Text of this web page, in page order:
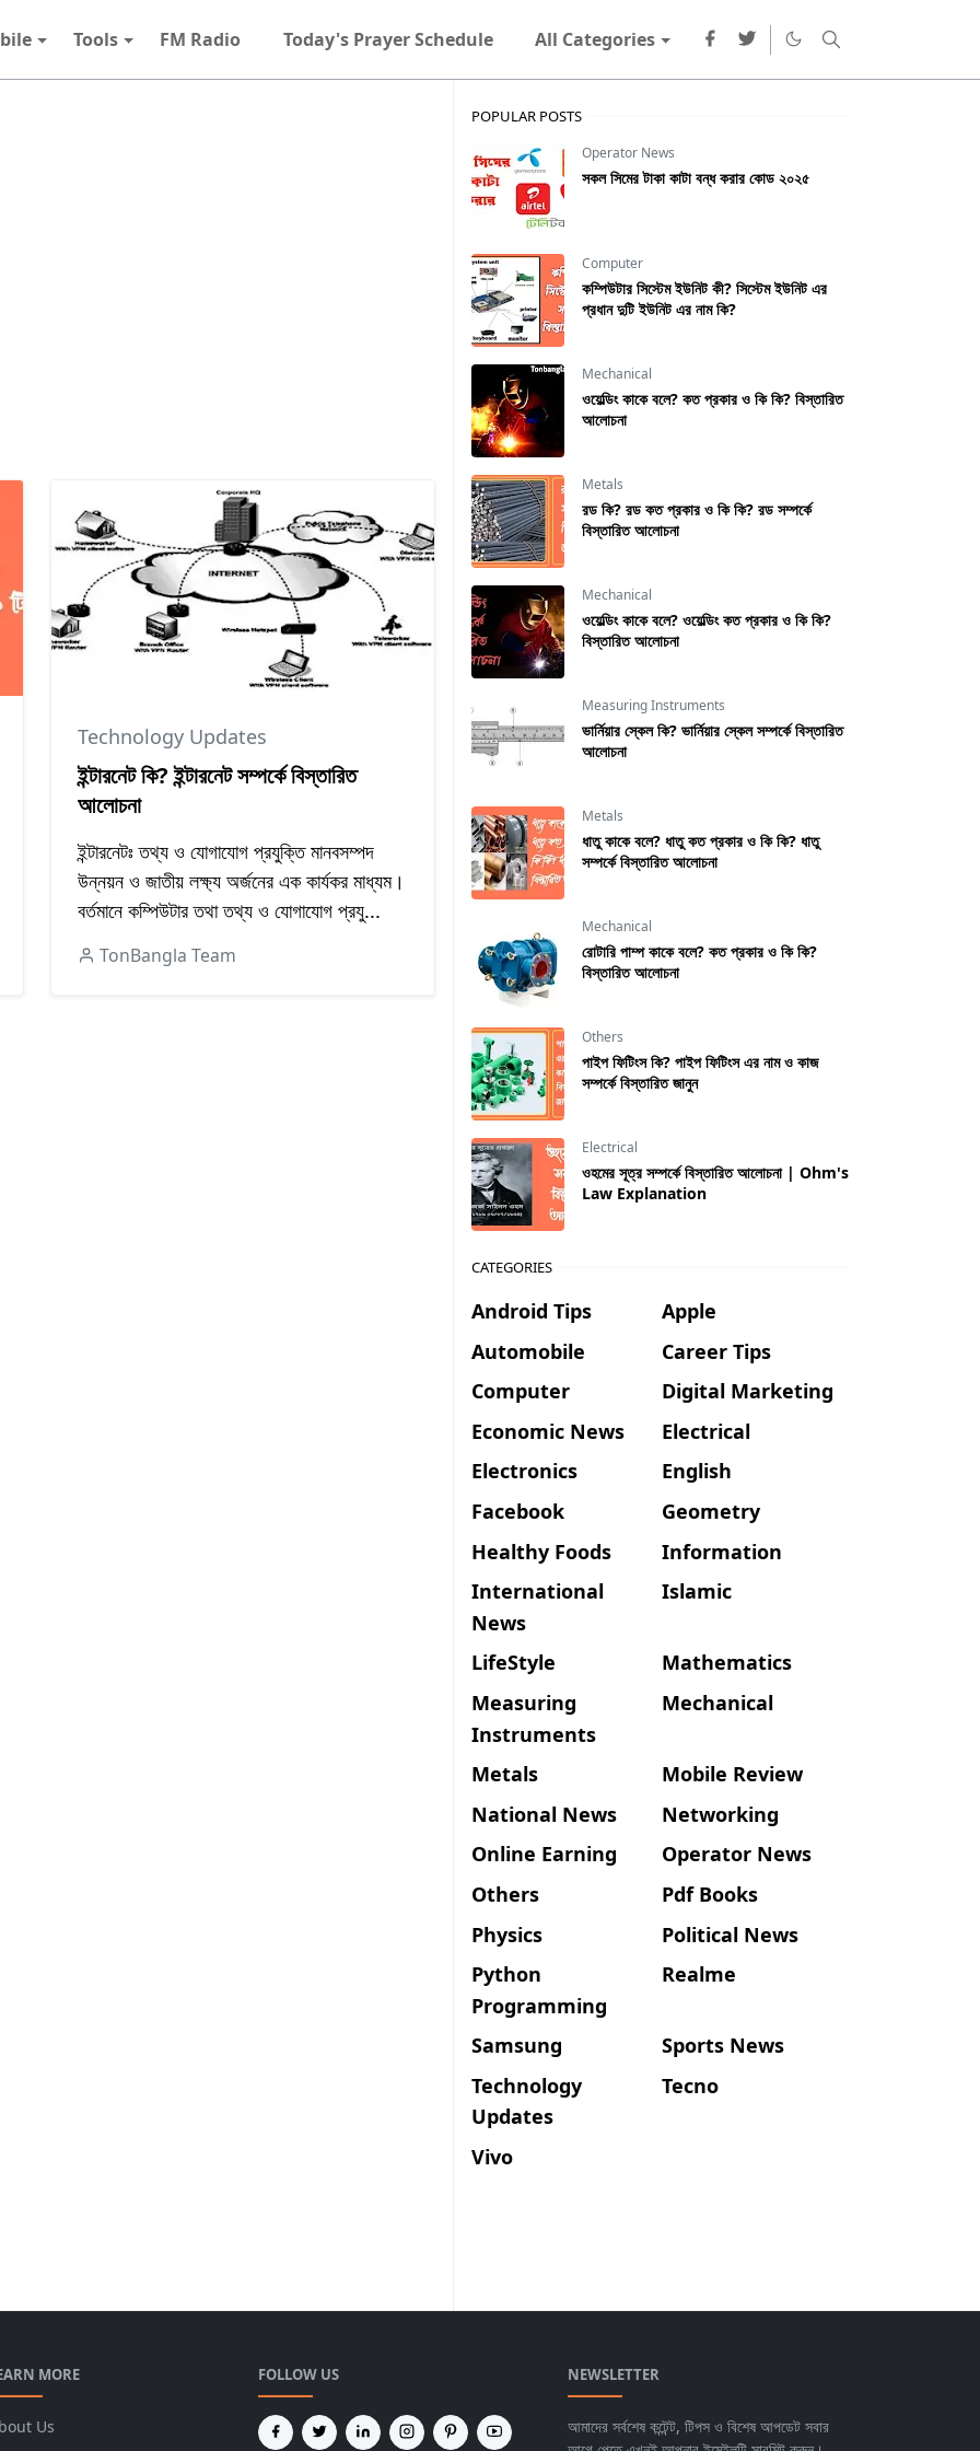
Tools FM Radio Today's Prayer Schedule All Categories
Technology Updates
ইন্টারনেট কি? ইন্টারনেট সম্পর্কে বিস্তারিত
আলোচনা
ইন্টারনেটঃ তথ্য ও যোগাযোগ প্রযুক্তি মানবসম্পদ
উন্নয়ন ও জাতীয় লক্ষ্য অর্জনের এক কার্যকর মাধ্যম।
বর্তমানে কম্পিউটার তথা তথ্য ও যোগাযোগ প্রযু...
TonBangla Team
POPULAR POSTS
Operator News
সকল সিমের টাকা কাটা বন্ধ করার কোড ২০২৫
Computer
কম্পিউটার সিস্টেম ইউনিট কী? সিস্টেম ইউনিট এর
প্রধান দুটি ইউনিট এর নাম কি?
Mechanical
ওয়েল্ডিং কাকে বলে? কত প্রকার ও কি কি? বিস্তারিত
আলোচনা
Metals
রড কি? রড কত প্রকার ও কি কি? রড সম্পর্কে
বিস্তারিত আলোচনা
Mechanical
ওয়েল্ডিং কাকে বলে? ওয়েল্ডিং কত প্রকার ও কি কি?
বিস্তারিত আলোচনা
Measuring Instruments
ভার্নিয়ার স্কেল কি? ভার্নিয়ার স্কেল সম্পর্কে বিস্তারিত
আলোচনা
Metals
ধাতু কাকে বলে? ধাতু কত প্রকার ও কি কি? ধাতু
সম্পর্কে বিস্তারিত আলোচনা
Mechanical
রােটারি পাম্প কাকে বলে? কত প্রকার ও কি কি?
বিস্তারিত আলোচনা
Others
পাইপ ফিটিংস কি? পাইপ ফিটিংস এর নাম ও কাজ
সম্পর্কে বিস্তারিত জানুন
Electrical
ওহমের সূত্র সম্পর্কে বিস্তারিত আলোচনা | Ohm's
Law Explanation
CATEGORIES
Android Tips
Apple
Automobile
Career Tips
Computer
Digital Marketing
Economic News
Electrical
Electronics
English
Facebook
Geometry
Healthy Foods
Information
International
News
Islamic
LifeStyle
Mathematics
Measuring
Instruments
Mechanical
Metals
Mobile Review
National News
Networking
Online Earning
Operator News
Others
Pdf Books
Physics
Political News
Python
Programming
Realme
Samsung
Sports News
Technology
Updates
Tecno
Vivo
MORE
Us
FOLLOW US NEWSLETTER
আমাদের সর্বশেষ কন্টেন্ট, টিপস ও বিশেষ আপডেট সবার